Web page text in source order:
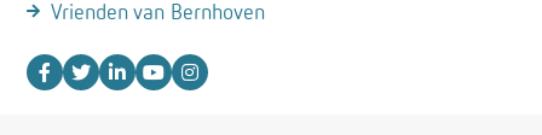
Vrienden van Bernhoven